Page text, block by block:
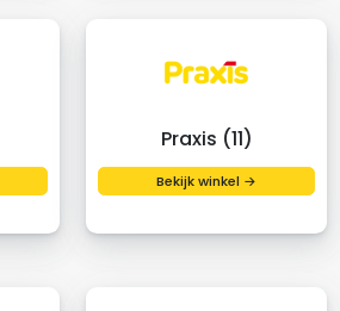
Praxis (11)
Bekijk winkel →